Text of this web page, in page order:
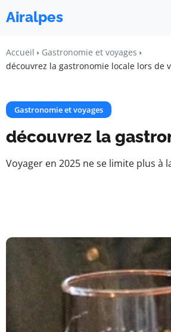
Airalpes
Accueil
Gastronomie et voyages
découvrez la gastronomie locale lors de
Gastronomie et voyages
découvrez la
Voyager en 2025 ne se limite plus